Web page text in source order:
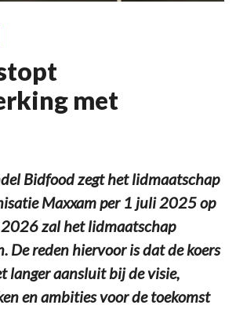
met
Bidfood zegt het lidmaatschap
Maxxam per 1 juli 2025 op
zal het lidmaatschap
De reden hiervoor is dat de koers
langer aansluit bij de visie,
en ambities voor de toekomst